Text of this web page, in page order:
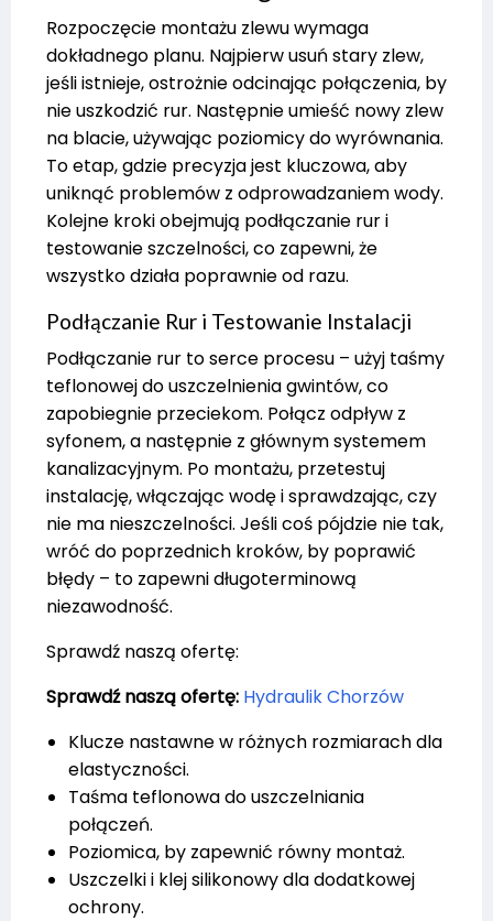
Rozpoczęcie montażu zlewu wymaga
dokładnego planu. Najpierw usuń stary zlew,
jeśli istnieje, ostrożnie odcinając połączenia, by
nie uszkodzić rur. Następnie umieść nowy zlew
na blacie, używając poziomicy do wyrównania.
To etap, gdzie precyzja jest kluczowa, aby
uniknąć problemów z odprowadzaniem wody.
Kolejne kroki obejmują podłączanie rur i
testowanie szczelności, co zapewni, że
wszystko działa poprawnie od razu.
Podłączanie Rur i Testowanie Instalacji
Podłączanie rur to serce procesu – użyj taśmy
teflonowej do uszczelnienia gwintów, co
zapobiegnie przeciekom. Połącz odpływ z
syfonem, a następnie z głównym systemem
kanalizacyjnym. Po montażu, przetestuj
instalację, włączając wodę i sprawdzając, czy
nie ma nieszczelności. Jeśli coś pójdzie nie tak,
wróć do poprzednich kroków, by poprawić
błędy – to zapewni długoterminową
niezawodność.
Sprawdź naszą ofertę:
Sprawdź naszą ofertę: Hydraulik Chorzów
Klucze nastawne w różnych rozmiarach dla
elastyczności.
Taśma teflonowa do uszczelniania
połączeń.
Poziomica, by zapewnić równy montaż.
Uszczelki i klej silikonowy dla dodatkowej
ochrony.